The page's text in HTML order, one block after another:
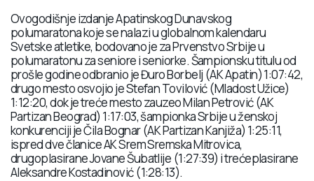
Ovogodišnje izdanje Apatinskog Dunavskog
polumaratona koje se nalazi u globalnom kalendaru
Svetske atletike, bodovano je za Prvenstvo Srbije u
polumaratonu za seniore i seniorke. Šampionsku titulu od
prošle godine odbranio je Đuro Borbelj (AK Apatin) 1:07:42,
drugo mesto osvojio je Stefan Tovilović (Mladost Užice)
1:12:20, dok je treće mesto zauzeo Milan Petrović (AK
Partizan Beograd) 1:17:03, šampionka Srbije u ženskoj
konkurenciji je Čila Bognar (AK Partizan Kanjiža) 1:25:11,
ispred dve članice AK Srem Sremska Mitrovica,
drugoplasirane Jovane Šubatlije (1:27:39) i trećeplasirane
Aleksandre Kostadinović (1:28:13).